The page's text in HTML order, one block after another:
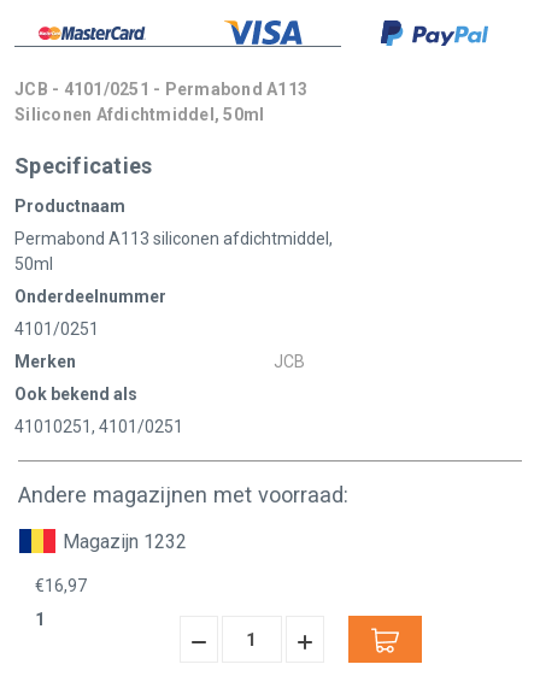
JCB - 4101/0251 - Permabond A113
Siliconen Afdichtmiddel, 50ml
Specificaties
Productnaam
Permabond A113 siliconen afdichtmiddel,
50ml
Onderdeelnummer
4101/0251
Merken
JCB
Ook bekend als
41010251, 4101/0251
Andere magazijnen met voorraad:
Magazijn 1232
€16,97
1
Hoeveelheid
Hoeveelheid